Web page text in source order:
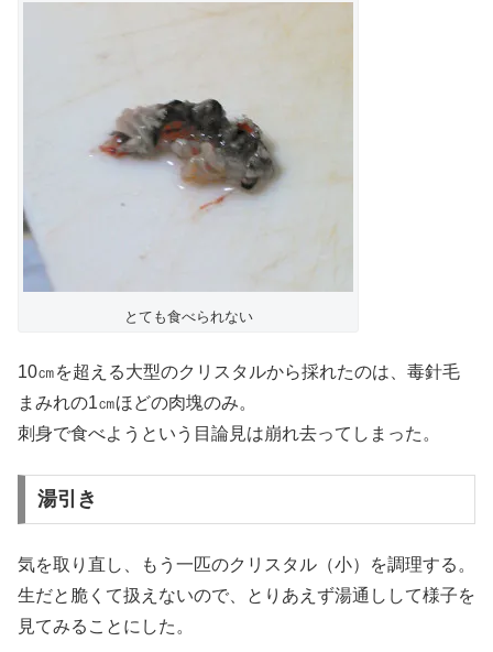
とても食べられない
10㎝を超える大型のクリスタルから採れたのは、毒針毛
まみれの1㎝ほどの肉塊のみ。
刺身で食べようという目論見は崩れ去ってしまった。
湯引き
気を取り直し、もう一匹のクリスタル（小）を調理する。
生だと脆くて扱えないので、とりあえず湯通しして様子を
見てみることにした。